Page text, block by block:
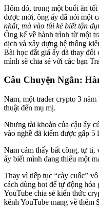
Hôm đó, trong một buổi ăn
được mời, ông ấy đã nói một
nhất, mà vào túi kẻ biết tận
Ông kể về hành trình từ một
dịch và xây dựng hệ thống
Bài học đắt giá ấy đã thay đổi
mình sẽ chia sẻ với các bạn
Câu Chuyện Ngắn:
Nam, một trader crypto 3
thuật đến mụ mị.
Nhưng tài khoản của cậu ấy
vào nghề đã kiếm được gấp 5
Nam cảm thấy bất công, tự ti,
ấy biết mình đang thiếu một
Thay vì tiếp tục “cày cuốc”
cách dùng bot để tự động
YouTube chia sẻ kiến thức
kênh YouTube mang về thêm